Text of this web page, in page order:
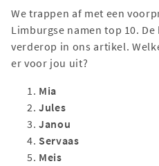
We trappen af met een
Limburgse namen top 10.
verderop in ons artikel.
er voor jou uit?
Mia
Jules
Janou
Servaas
Meis